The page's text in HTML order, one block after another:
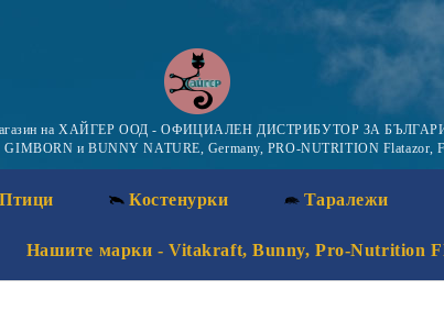
на ХАЙГЕР ООД - ОФИЦИАЛЕН ДИСТРИБУТОР ЗА
и BUNNY NATURE, Germany, PRO-NUTRITION Flatazor,
Птици Костенурки Таралежи
Нашите марки - Vitakraft, Bunny, Pro-Nutrition